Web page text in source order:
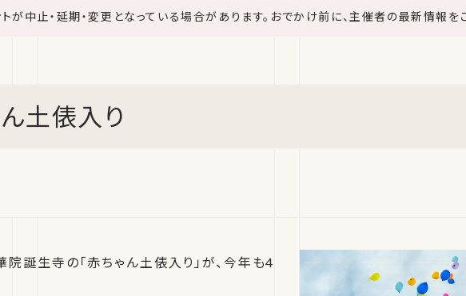
が中止・延期・変更となっている場合があります。おでかけ前に、主催者の最新情報を
土俵入り
誕生寺の「赤ちゃん土俵入り」が、今年も4